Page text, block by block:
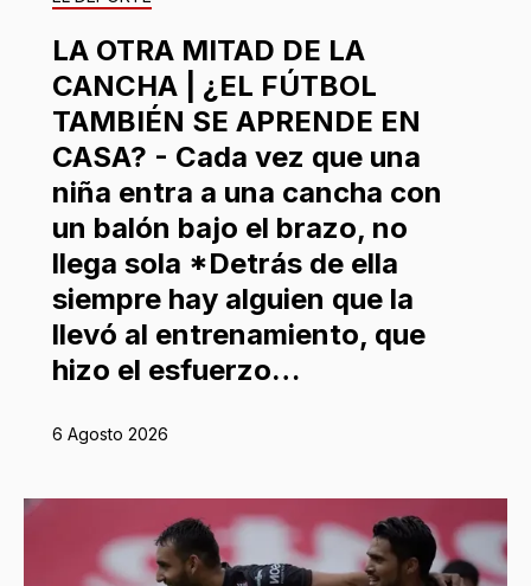
LA OTRA MITAD DE LA
CANCHA | ¿EL FÚTBOL
TAMBIÉN SE APRENDE EN
CASA? - Cada vez que una
niña entra a una cancha con
un balón bajo el brazo, no
llega sola *Detrás de ella
siempre hay alguien que la
llevó al entrenamiento, que
hizo el esfuerzo…
6 Agosto 2026